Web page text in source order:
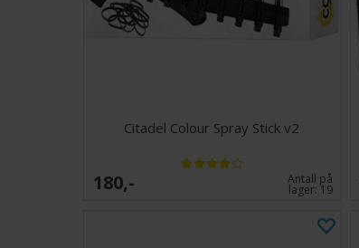
Citadel Colour Spray Stick v2
180,- Antall på
lager: 19